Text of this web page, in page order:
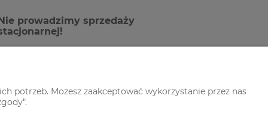
Nie prowadzimy sprzedaży
potrzeb. Możesz zaakceptować wykorzystanie przez nas